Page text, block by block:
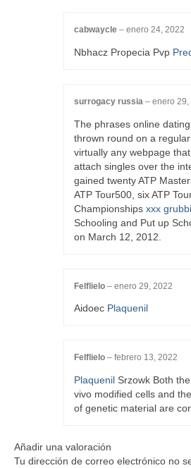
cabwaycle – enero 24, 2022
Nbhacz Propecia Pvp
surrogacy russia – enero 29,
The phrases online
thrown round on a
virtually any webpage
attach singles over the
gained twenty ATP
ATP Tour500, six ATP
Championships xxx
Schooling and Put up
on March 12, 2012.
Felflielo – enero 29, 2022
Aidoec Plaquenil
Felflielo – febrero 13, 2022
Plaquenil Srzowk Both
vivo modified cells and
of genetic material are
Añadir una valoración
Tu dirección de correo electrónico no